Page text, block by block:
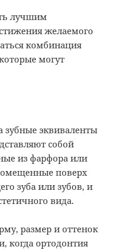
лучшим
желаемого
комбинация
могут
эквиваленты
собой
из фарфора или
поверх
зуба или зубов, и
вида.
размер и оттенок
когда ортодонтия